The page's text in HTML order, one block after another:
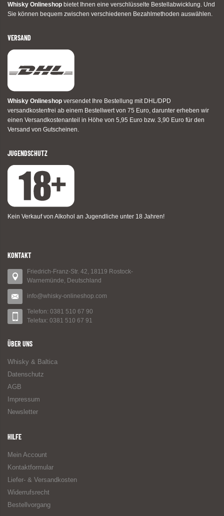
Whisky Onlineshop bietet Ihnen eine verschlüsselte Bestellabwicklung. Und
Sie können bequem zwischen verschiedenen Bezahlmethoden auswählen.
VERSAND
Whisky Onlineshop versendet Ihre Bestellung mit DHL/DPD
versandkostenfrei ab einem Bestellwert von 75 Euro, darunter erheben wir
einen Versandkostenanteil in Höhe von 5,95 Euro bzw. 3,90 Euro für den
Versand von Gutscheinen.
JUGENDSCHUTZ
Kein Verkauf von Alkohol an Jugendliche unter 18 Jahren!
KONTAKT
Friedrich-Franz-Str. 42, 18119 Rostock-
Warnemünde, Deutschland
info@whisky-onlineshop.com
Telefon: 0381 510 67 90
Telefax: 0381 510 67 91
ÜBER UNS
Whisky & Baltica
Datenschutz
AGB
Impressum
Newsletter
HILFE
Mein Account
Kontaktformular
Liefer- & Versandkosten
Widerrufsrecht
Bestellvorgang